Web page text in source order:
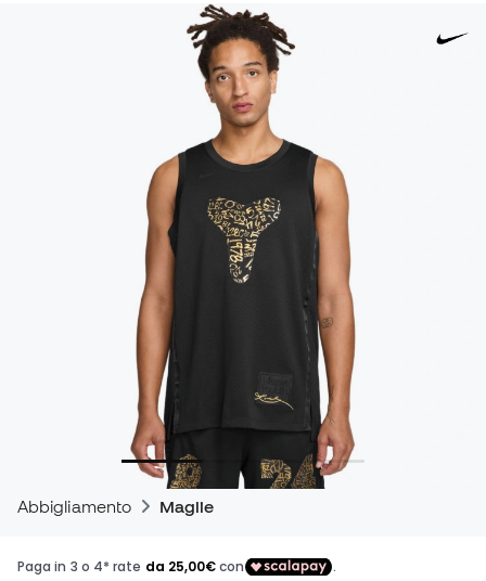
Abbigliamento Maglie